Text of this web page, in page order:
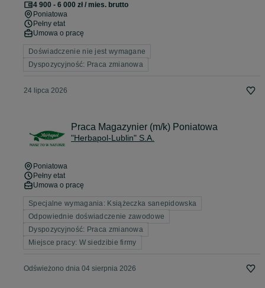
4 900 - 6 000 zł / mies. brutto
Poniatowa
Pełny etat
Umowa o pracę
Doświadczenie nie jest wymagane
Dyspozycyjność: Praca zmianowa
24 lipca 2026
Praca Magazynier (m/k) Poniatowa
"Herbapol-Lublin" S.A.
Poniatowa
Pełny etat
Umowa o pracę
Specjalne wymagania: Książeczka sanepidowska
Odpowiednie doświadczenie zawodowe
Dyspozycyjność: Praca zmianowa
Miejsce pracy: W siedzibie firmy
Odświeżono dnia 04 sierpnia 2026